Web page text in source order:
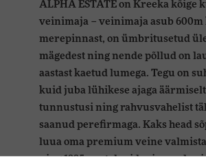
ALPHA ESTATE on Kreeka kõige
veinimaja – veinimaja asub 600m
merepinnast, on ümbritusetud
mägedest ning nende põllud on
aastast kaetud lumega. Tegu on
kuid juba lühikese ajaga
tunnustusi ning rahvusvahelist
saanud perefirmaga. Kaks head
luua oma premium veine
ning 1995. aastal said esimesed